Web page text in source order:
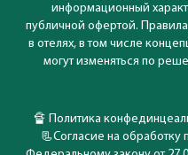
информационный
публичной офертой.
в отелях, в том числе
могут изменяться по
🔏 Политика
📃Согласие на обработку